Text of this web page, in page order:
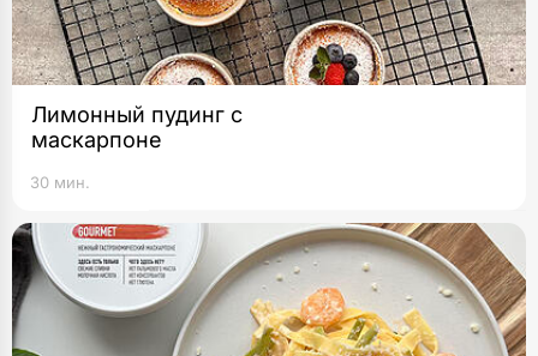
Лимонный пудинг с
маскарпоне
30 мин.